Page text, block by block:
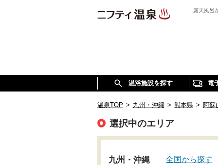
露天風呂
温浴施設を探す 電
温泉TOP > 九州・沖縄 > 熊本県 > 阿蘇
選択中のエリア
九州・沖縄 全国から探す